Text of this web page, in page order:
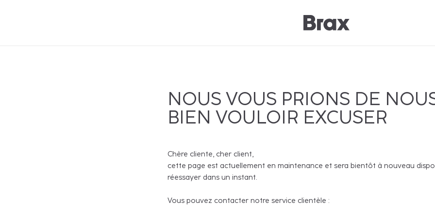
NOUS VOUS PRIONS DE
BIEN VOULOIR EXCUSER
Chère cliente, cher client,
cette page est actuellement en maintenance et sera bientôt à nouveau
réessayer dans un instant.
Vous pouvez contacter notre service clientèle :